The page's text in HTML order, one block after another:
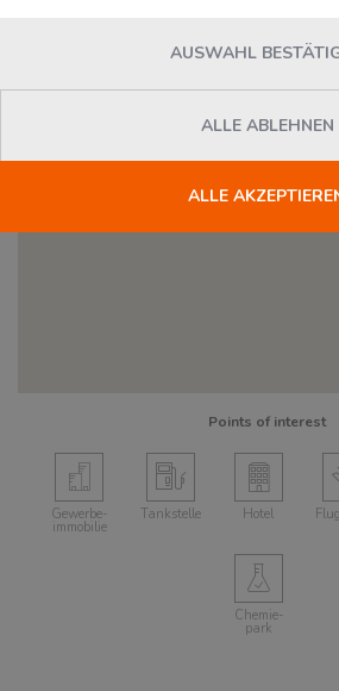
Points of interest
Gewerbe­
immobilie
Tankstelle Hotel
Chemie­
park
AUSWAHL
ALLE ABLEHNEN
ALLE